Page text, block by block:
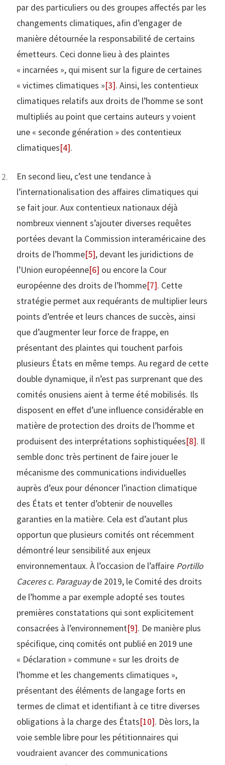
par des particuliers ou des groupes affectés par les
changements climatiques, afin d’engager de
manière détournée la responsabilité de certains
émetteurs. Ceci donne lieu à des plaintes
« incarnées », qui misent sur la figure de certaines
« victimes climatiques »[3]. Ainsi, les contentieux
climatiques relatifs aux droits de l’homme se sont
multipliés au point que certains auteurs y voient
une « seconde génération » des contentieux
climatiques[4].
En second lieu, c’est une tendance à
l’internationalisation des affaires climatiques qui
se fait jour. Aux contentieux nationaux déjà
nombreux viennent s’ajouter diverses requêtes
portées devant la Commission interaméricaine des
droits de l’homme[5], devant les juridictions de
l’Union européenne[6] ou encore la Cour
européenne des droits de l’homme[7]. Cette
stratégie permet aux requérants de multiplier leurs
points d’entrée et leurs chances de succès, ainsi
que d’augmenter leur force de frappe, en
présentant des plaintes qui touchent parfois
plusieurs États en même temps. Au regard de cette
double dynamique, il n’est pas surprenant que des
comités onusiens aient à terme été mobilisés. Ils
disposent en effet d’une influence considérable en
matière de protection des droits de l’homme et
produisent des interprétations sophistiquées[8]. Il
semble donc très pertinent de faire jouer le
mécanisme des communications individuelles
auprès d’eux pour dénoncer l’inaction climatique
des États et tenter d’obtenir de nouvelles
garanties en la matière. Cela est d’autant plus
opportun que plusieurs comités ont récemment
démontré leur sensibilité aux enjeux
environnementaux. À l’occasion de l’affaire Portillo
Caceres c. Paraguayde 2019, le Comité des droits
de l’homme a par exemple adopté ses toutes
premières constatations qui sont explicitement
consacrées à l’environnement[9]. De manière plus
spécifique, cinq comités ont publié en 2019 une
« Déclaration » commune « sur les droits de
l’homme et les changements climatiques »,
présentant des éléments de langage forts en
termes de climat et identifiant à ce titre diverses
obligations à la charge des États[10]. Dès lors, la
voie semble libre pour les pétitionnaires qui
voudraient avancer des communications